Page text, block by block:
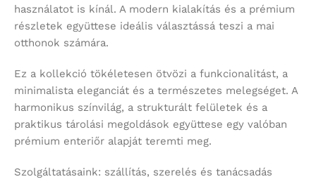
használatot is kínál. A modern kialakítás és a prémium
részletek együttese ideális választássá teszi a mai
otthonok számára.
Ez a kollekció tökéletesen ötvözi a funkcionalitást, a
minimalista eleganciát és a természetes melegséget. A
harmonikus színvilág, a strukturált felületek és a
praktikus tárolási megoldások együttese egy valóban
prémium enteriőr alapját teremti meg.
Szolgáltatásaink: szállítás, szerelés és tanácsadás